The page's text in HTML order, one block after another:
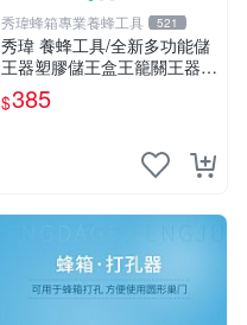
秀瑋蜂箱專業養蜂工具 521
秀瑋 養蜂工具/全新多功能儲
王器塑膠儲王盒王籠關王器收
納中意蜂育王盒養蜂工具
$385